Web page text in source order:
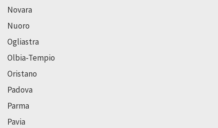
Novara
Nuoro
Ogliastra
Olbia-Tempio
Oristano
Padova
Parma
Pavia